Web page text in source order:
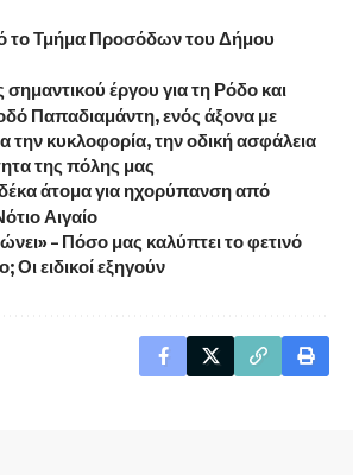
το Τμήμα Προσόδων του Δήμου
έργου για τη Ρόδο και
οδό Παπαδιαμάντη, ενός άξονα με
την κυκλοφορία, την οδική ασφάλεια
της πόλης μας
άτομα για ηχορύπανση από
Αιγαίο
– Πόσο μας καλύπτει το φετινό
Οι ειδικοί εξηγούν